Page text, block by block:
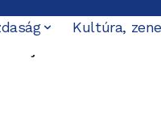
Kultúra,
van a thaiföldi
a sortűz története,